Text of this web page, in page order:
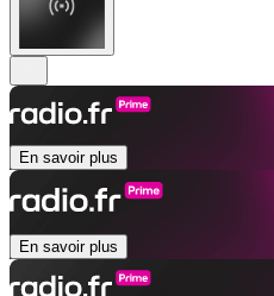
En savoir plus
En savoir plus